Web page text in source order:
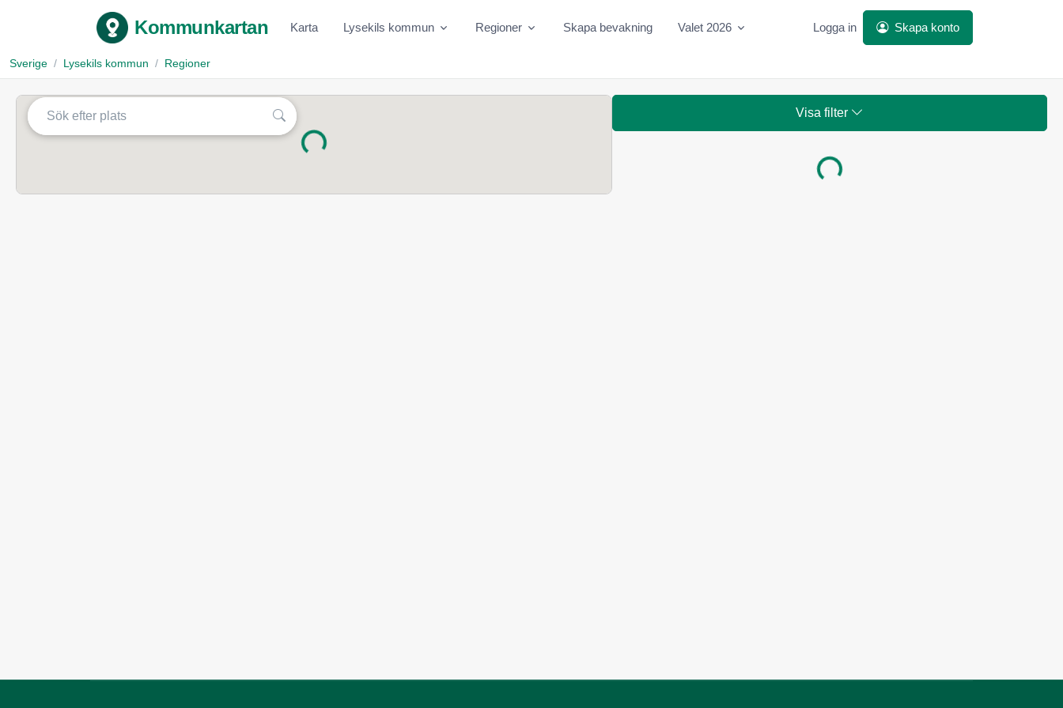
Kommunkartan Karta Lysekils kommun Regioner Skapa bevakning Valet 2026 Logga in Skapa konto
Sverige Lysekils kommun Regioner
Laddar...
Visa filter
Laddar...